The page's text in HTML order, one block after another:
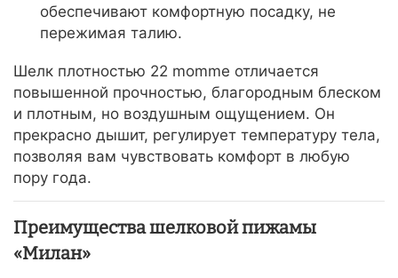
обеспечивают комфортную посадку, не
пережимая талию.
Шелк плотностью 22 momme отличается
повышенной прочностью, благородным блеском
и плотным, но воздушным ощущением. Он
прекрасно дышит, регулирует температуру тела,
позволяя вам чувствовать комфорт в любую
пору года.
Преимущества шелковой пижамы
«Милан»